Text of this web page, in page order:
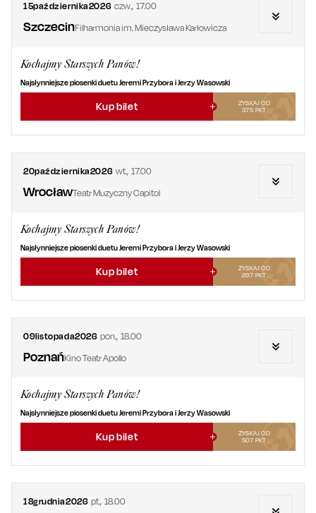
15października2026 czw.,17.00
SzczecinFilharmonia im. Mieczysława Karłowicza
Kochajmy Starszych Panów!
Najsłynniejsze piosenki duetu Jeremi Przybora i Jerzy Wasowski
Kup bilet
ZYSKAJ OD
375 PKT
20października2026 wt.,17.00
WrocławTeatr Muzyczny Capitol
Kochajmy Starszych Panów!
Najsłynniejsze piosenki duetu Jeremi Przybora i Jerzy Wasowski
Kup bilet
ZYSKAJ OD
297 PKT
09listopada2026 pon.,18.00
PoznańKino Teatr Apollo
Kochajmy Starszych Panów!
Najsłynniejsze piosenki duetu Jeremi Przybora i Jerzy Wasowski
Kup bilet
ZYSKAJ OD
507 PKT
18grudnia2026 pt.,18.00